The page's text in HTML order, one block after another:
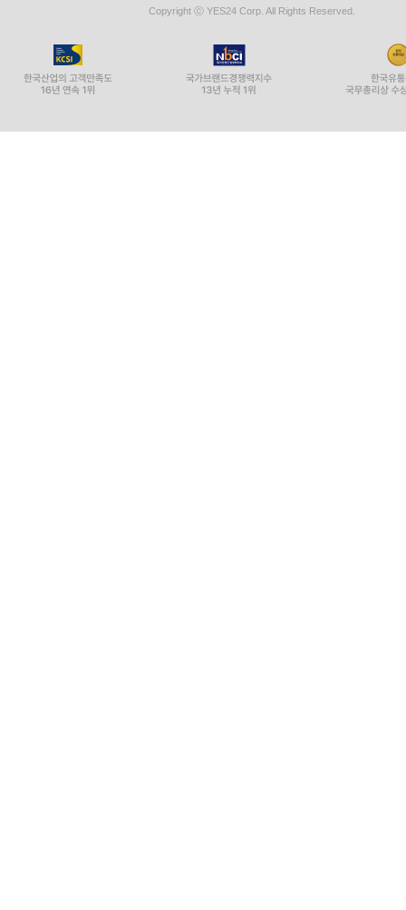
다만 중생의 무량한 번뇌일 뿐이다.
오직 한마디 ‘나는 밝은 빛이다’라는 정도가 있었을
내가 그대에게 한 이런저런 말 역시 내 소리가 아닌
그대들의 소리였다.
Copyright ⓒ YES24 Corp. All Rights Reserved.